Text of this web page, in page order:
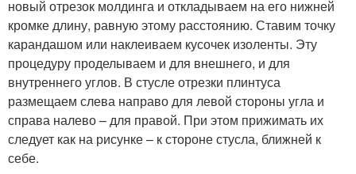
новый отрезок молдинга и откладываем на его нижней
кромке длину, равную этому расстоянию. Ставим точку
карандашом или наклеиваем кусочек изоленты. Эту
процедуру проделываем и для внешнего, и для
внутреннего углов. В стусле отрезки плинтуса
размещаем слева направо для левой стороны угла и
справа налево – для правой. При этом прижимать их
следует как на рисунке – к стороне стусла, ближней к
себе.